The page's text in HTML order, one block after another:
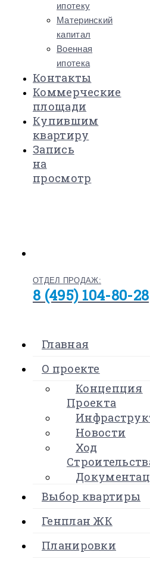
ипотеку
Материнский
капитал
Военная
ипотека
Контакты
Коммерческие
площади
Купившим
квартиру
Запись
на
просмотр
ОТДЕЛ ПРОДАЖ:
8 (495) 104-80-28
Главная
О проекте
Концепция
Проекта
Новости
Ход
Выбор квартиры
Генплан ЖК
Планировки